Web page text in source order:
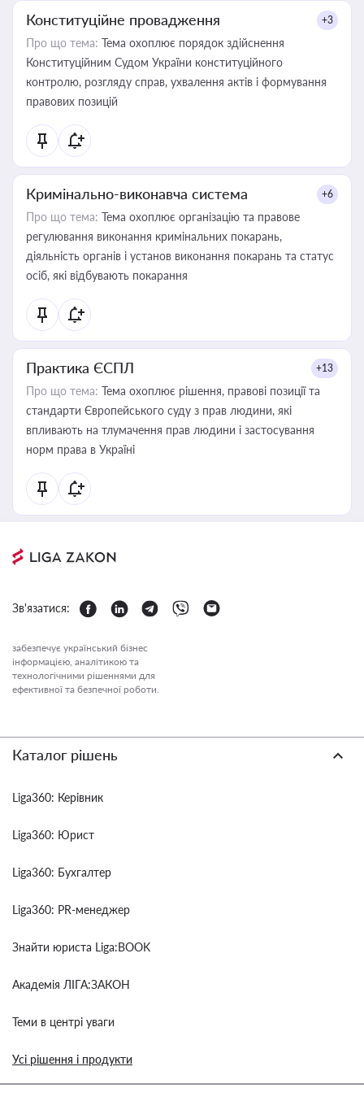
Конституційне провадження +3
Про що тема: Тема охоплює порядок здійснення
Конституційним Судом України конституційного
контролю, розгляду справ, ухвалення актів і формування
правових позицій
Кримінально-виконавча система +6
Про що тема: Тема охоплює організацію та правове
регулювання виконання кримінальних покарань,
діяльність органів і установ виконання покарань та статус
осіб, які відбувають покарання
Практика ЄСПЛ +13
Про що тема: Тема охоплює рішення, правові позиції та
стандарти Європейського суду з прав людини, які
впливають на тлумачення прав людини і застосування
норм права в Україні
Зв'язатися:
забезпечує український бізнес
інформацією, аналітикою та
технологічними рішеннями для
ефективної та безпечної роботи.
Каталог рішень
Liga360: Керівник
Liga360: Юрист
Liga360: Бухгалтер
Liga360: PR-менеджер
Знайти юриста Liga:BOOK
Академія ЛІГА:ЗАКОН
Теми в центрі уваги
Усі рішення і продукти